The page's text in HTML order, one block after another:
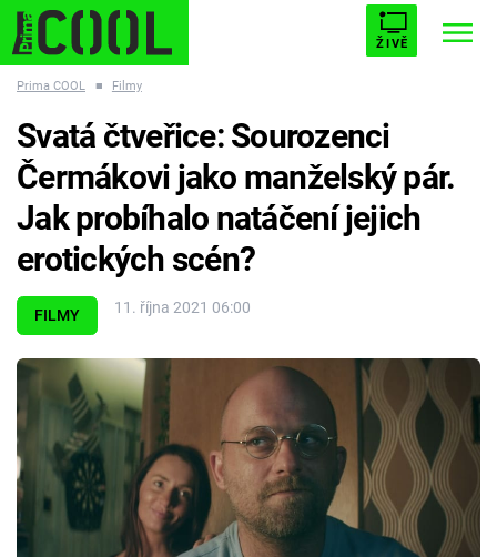
ŽIVĚ
ESCAPE PLNEJ KOTEL AVENGERS 5
Témata
Filmy
Seriály
Hry
Cool Esport
Prima COOL ■ Filmy
FILMY 11. října 2021 06:00
Svatá čtveřice: Sourozenci
Čermákovi jako manželský pár.
Jak probíhalo natáčení jejich
erotických scén?